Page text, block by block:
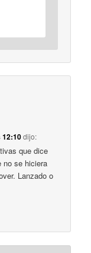
12:10dijo:
que dice
no se hiciera
Lanzado o